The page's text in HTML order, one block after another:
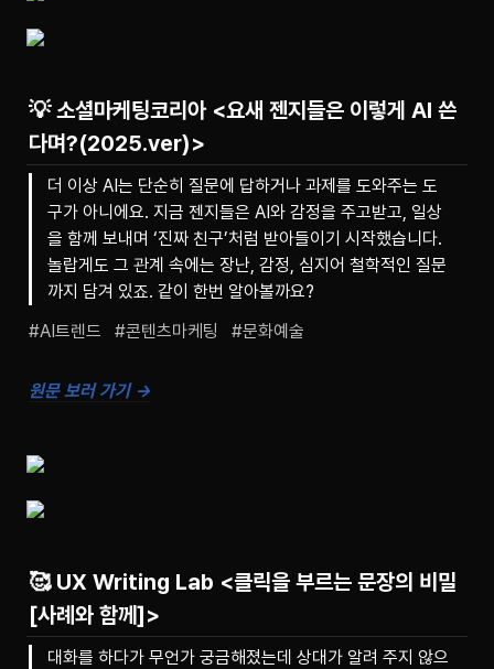
💡 소셜마케팅코리아<요새 젠지들은 이렇게 AI 쓴
다며?(2025.ver)>
더 이상 AI는 단순히 질문에 답하거나 과제를 도와주는 도
구가 아니에요. 지금 젠지들은 AI와 감정을 주고받고, 일상
을 함께 보내며 ‘진짜 친구’처럼 받아들이기 시작했습니다.
놀랍게도 그 관계 속에는 장난, 감정, 심지어 철학적인 질문
까지 담겨 있죠. 같이 한번 알아볼까요?
#AI트렌드   #콘텐츠마케팅   #문화예술
원문 보러 가기 →
🥰 UX Writing Lab <클릭을 부르는 문장의 비밀
[사례와 함께]>
대화를 하다가 무언가 궁금해졌는데 상대가 알려 주지 않으